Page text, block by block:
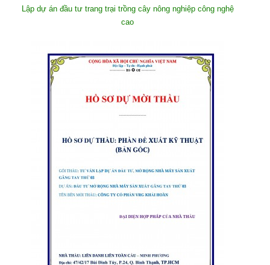
Lập dự án đầu tư trang trại trồng cây nông nghiệp công nghệ
cao